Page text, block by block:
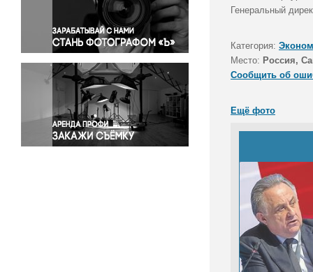
Правосудие
Происшествия и конфликты
Религия
Светская жизнь
Спорт
Экология
Экономика и бизнес
Генеральный
Категория:
Место: Россия,
Сообщить об
Ещё фото